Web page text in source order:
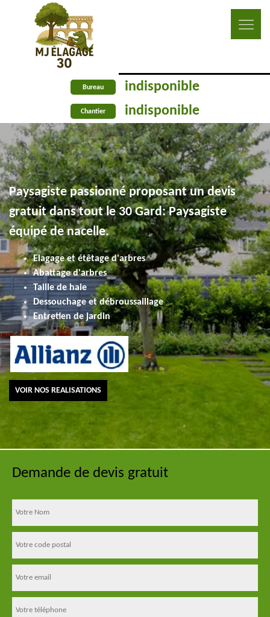
Bureau indisponible
Chantier indisponible
Paysagiste passionné proposant un devis
gratuit dans tout le 30 Gard: Paysagiste
équipé de nacelle.
Elagage et étêtage d'arbres
Abattage d'arbres
Taille de haie
Dessouchage et débroussaillage
Entretien de jardin
VOIR NOS REALISATIONS
Demande de devis gratuit